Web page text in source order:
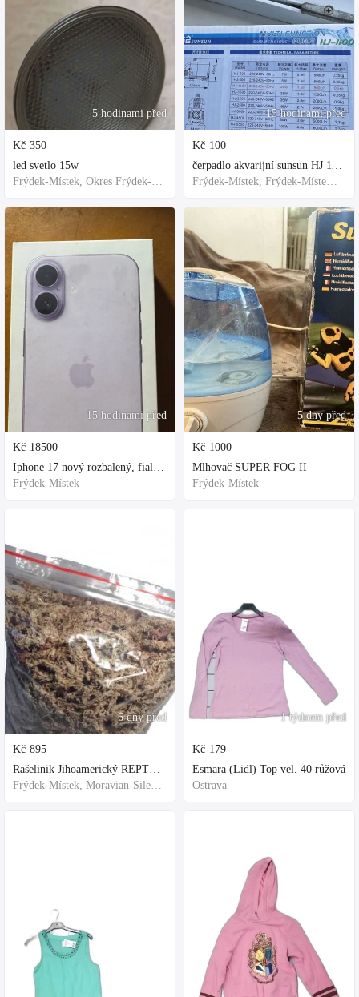
5 hodinami před
Kč 350
led svetlo 15w
Frýdek-Místek, Okres Frýdek-Místek, Česko
15 hodinami před
Kč 18500
Iphone 17 nový rozbalený, fialová, ochranne sklo a obal kupovane za 80
Frýdek-Místek
6 dny před
Kč 895
Rašelinik Jihoamerický REPTER - 5 balení - 500g -
Frýdek-Místek, Moravian-Silesian Region,Others
15 hodinami před
Kč 100
čerpadlo akvarijní sunsun HJ 1100
Frýdek-Místek, Frýdek-Místek District, Czechia
5 dny před
Kč 1000
Mlhovač SUPER FOG II
Frýdek-Místek
1 týdnem před
Kč 179
Esmara (Lidl) Top vel. 40 růžová
Ostrava